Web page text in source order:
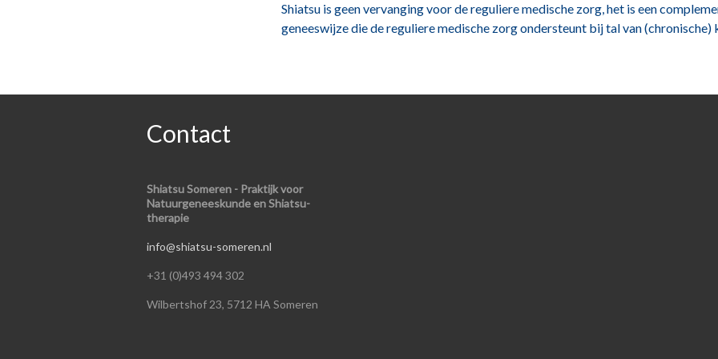
Shiatsu is geen vervanging voor de reguliere medische zorg, het is een
geneeswijze die de reguliere medische zorg ondersteunt bij tal van (chronische)
Contact
Shiatsu Someren - Praktijk voor
Natuurgeneeskunde en Shiatsu-
therapie
info@shiatsu-someren.nl
+31 (0)493 494 302
Wilbertshof 23, 5712 HA Someren